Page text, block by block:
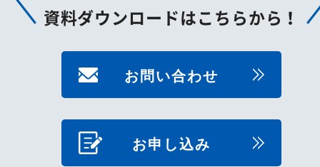
資料ダウンロードはこちらから！
お問い合わせ
お申し込み